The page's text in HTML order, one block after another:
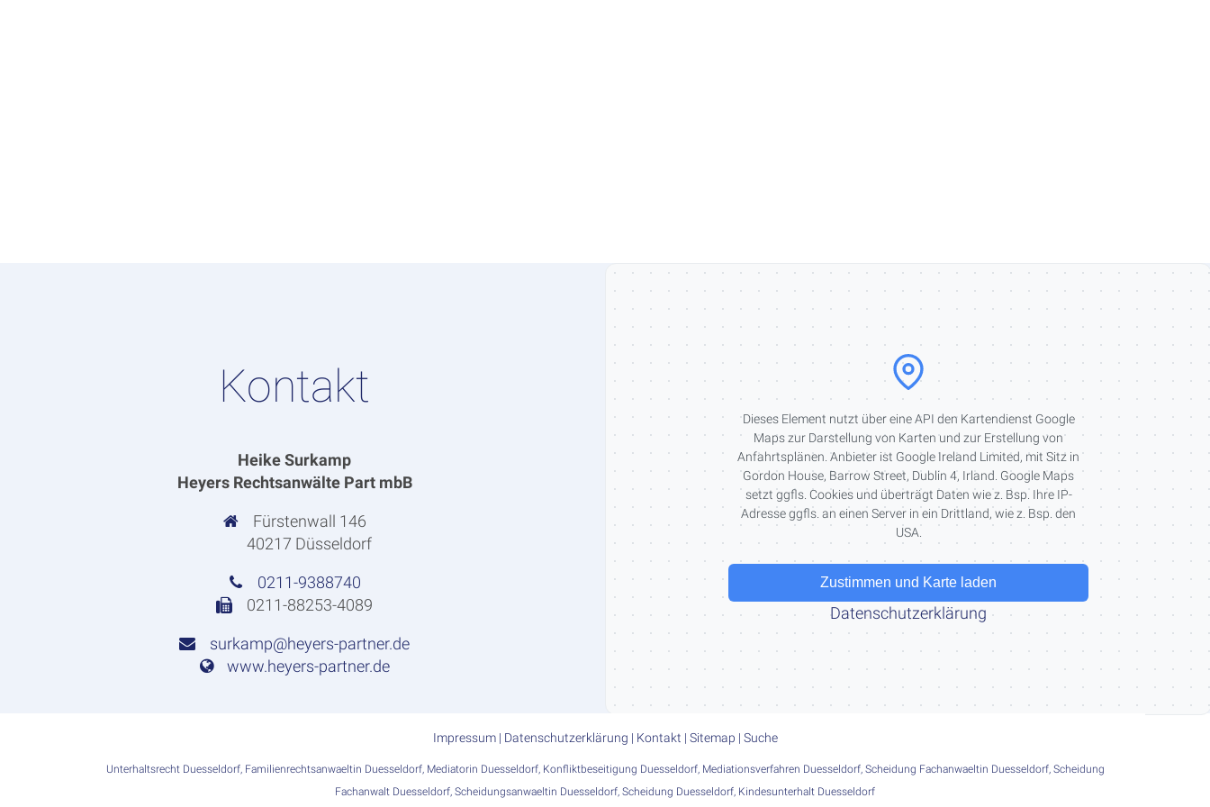
Kontakt
Heike Surkamp
Heyers Rechtsanwälte Part mbB
Fürstenwall 146
40217 Düsseldorf
0211-9388740
0211-88253-4089
surkamp@heyers-partner.de
www.heyers-partner.de
Dieses Element nutzt über eine API den Kartendienst Google
Maps zur Darstellung von Karten und zur Erstellung von
Anfahrtsplänen. Anbieter ist Google Ireland Limited, mit Sitz in
Gordon House, Barrow Street, Dublin 4, Irland. Google Maps
setzt ggfls. Cookies und überträgt Daten wie z. Bsp. Ihre IP-
Adresse ggfls. an einen Server in ein Drittland, wie z. Bsp. den
USA.
Zustimmen und Karte laden
Datenschutzerklärung
Impressum| Datenschutzerklärung | Kontakt | Sitemap | Suche
Unterhaltsrecht Duesseldorf, Familienrechtsanwaeltin Duesseldorf, Mediatorin Duesseldorf, Konfliktbeseitigung Duesseldorf, Mediationsverfahren Duesseldorf, Scheidung Fachanwaeltin Duesseldorf, Scheidung
Fachanwalt Duesseldorf, Scheidungsanwaeltin Duesseldorf, Scheidung Duesseldorf, Kindesunterhalt Duesseldorf